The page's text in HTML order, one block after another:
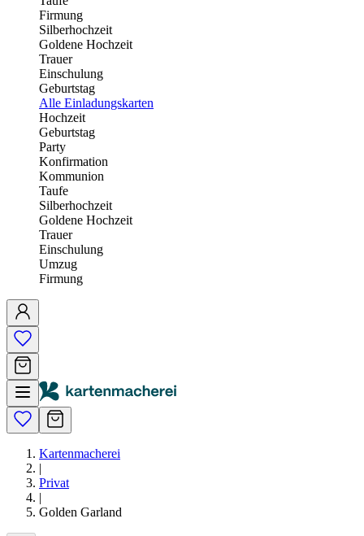
Firmung
Silberhochzeit
Goldene Hochzeit
Trauer
Einschulung
Geburtstag
Alle Einladungskarten
Hochzeit
Geburtstag
Party
Konfirmation
Kommunion
Taufe
Silberhochzeit
Goldene Hochzeit
Trauer
Einschulung
Umzug
Firmung
Kartenmacherei
|
Privat
|
Golden Garland